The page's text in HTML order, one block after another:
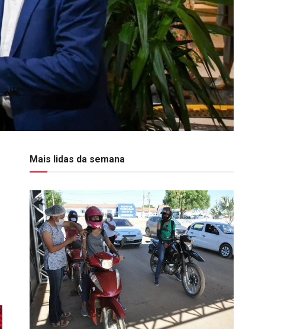
Mais lidas da semana